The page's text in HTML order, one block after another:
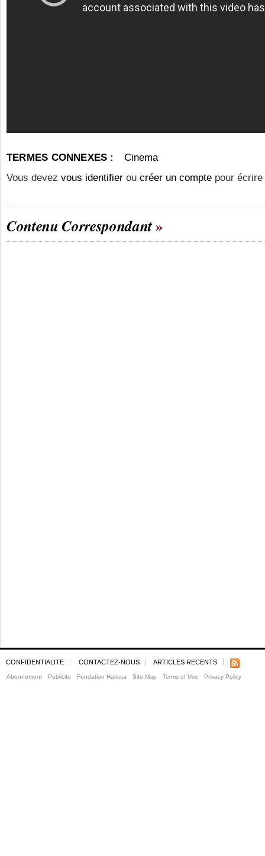
TERMES CONNEXES :
Cinema
Vous devez vous identifier ou créer un compte pour
Contenu Correspondant
CONFIDENTIALITE CONTACTEZ-NOUS ARTICLES RECENTS
Abonnement Publicite Fondation Harissa Site Map Terms of Use Privacy Policy